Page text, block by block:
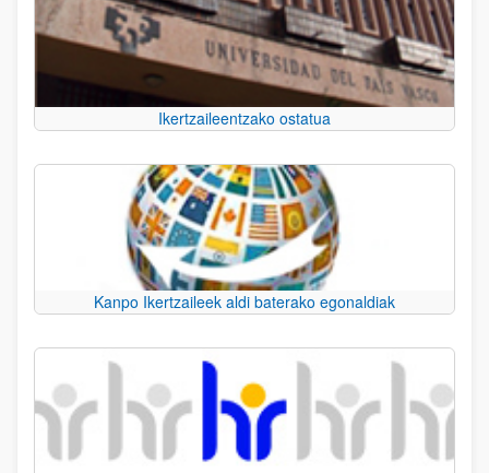
Ikertzaileentzako ostatua
Kanpo Ikertzaileek aldi baterako egonaldiak